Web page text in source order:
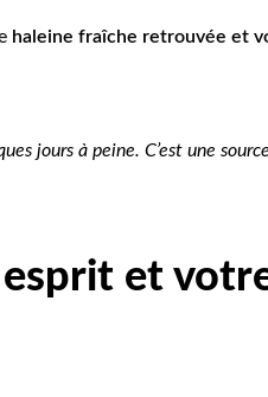
haleine fraîche retrouvée et
jours à peine. C’est une
et